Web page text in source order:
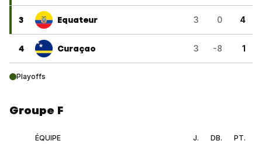
3 Equateur 3 0 4
4 Curaçao 3 -8 1
Playoffs
Groupe F
ÉQUIPE J. DB. PT.